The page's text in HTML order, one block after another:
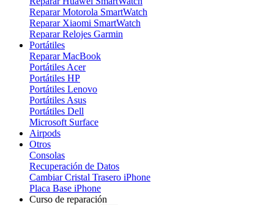
Reparar Motorola SmartWatch
Reparar Xiaomi SmartWatch
Reparar Relojes Garmin
Portátiles
Reparar MacBook
Portátiles Acer
Portátiles HP
Portátiles Lenovo
Portátiles Asus
Portátiles Dell
Microsoft Surface
Airpods
Otros
Consolas
Recuperación de Datos
Cambiar Cristal Trasero iPhone
Placa Base iPhone
Curso de reparación